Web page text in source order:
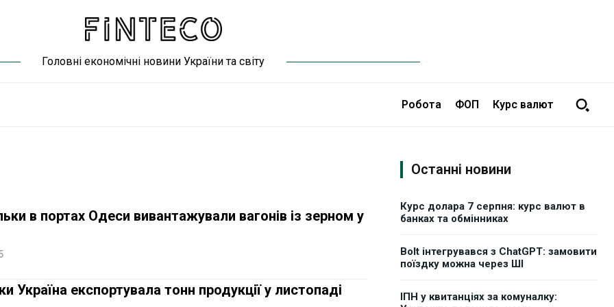
Головні економічні новини України та світу
Робота ФОП Курс валют
в портах Одеси вивантажували вагонів із зерном у
Україна експортувала тонн продукції у листопаді
Останні новини
Курс долара 7 серпня: курс валют в
банках та обмінниках
Bolt інтегрувався з ChatGPT: замовити
поїздку можна через ШІ
ІПН у квитанціях за комуналку: